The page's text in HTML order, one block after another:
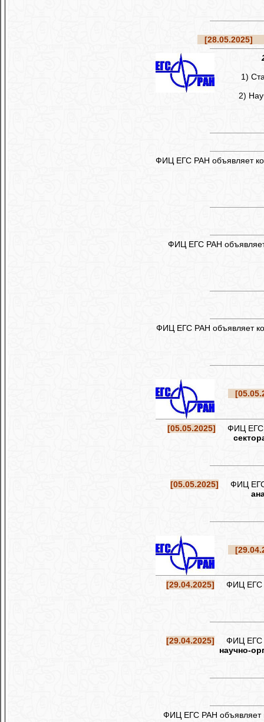
[28.05.2025]
1)
2)
ФИЦ ЕГС РАН объявляет
ФИЦ ЕГС РАН
ФИЦ ЕГС РАН объявляет
[05.05.2025] ФИЦ ЕГС
[05.05.2025] ФИЦ ЕГС
[29.04.2025] ФИЦ ЕГС
[29.04.2025] ФИЦ ЕГС
научно-
ФИЦ ЕГС РАН объявляет